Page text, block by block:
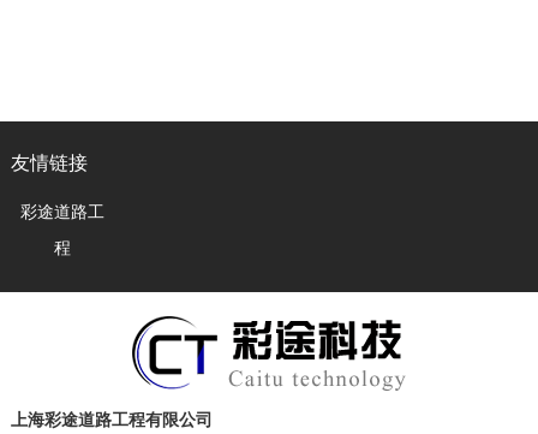
友情链接
彩途道路工
程
上海彩途道路工程有限公司